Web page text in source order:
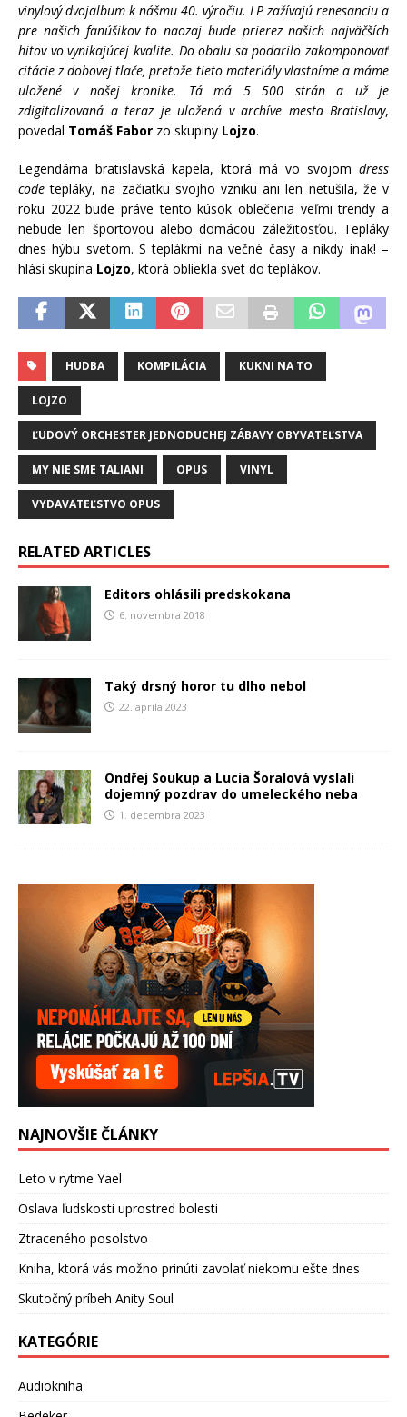
vinylový dvojalbum k nášmu 40. výročiu. LP zažívajú renesanciu a
pre našich fanúšikov to naozaj bude prierez našich najväčších
hitov vo vynikajúcej kvalite. Do obalu sa podarilo zakomponovať
citácie z dobovej tlače, pretože tieto materiály vlastníme a máme
uložené v našej kronike. Tá má 5 500 strán a už je
zdigitalizovaná a teraz je uložená v archíve mesta Bratislavy,
povedal Tomáš Fabor zo skupiny Lojzo.
Legendárna bratislavská kapela, ktorá má vo svojom dress
code tepláky, na začiatku svojho vzniku ani len netušila, že v
roku 2022 bude práve tento kúsok oblečenia veľmi trendy a
nebude len športovou alebo domácou záležitosťou. Tepláky
dnes hýbu svetom. S teplákmi na večné časy a nikdy inak! –
hlási skupina Lojzo, ktorá obliekla svet do teplákov.
HUDBA KOMPILÁCIA KUKNI NA TO
LOJZO
ĽUDOVÝ ORCHESTER JEDNODUCHEJ ZÁBAVY OBYVATEĽSTVA
MY NIE SME TALIANI OPUS VINYL
VYDAVATEĽSTVO OPUS
RELATED ARTICLES
Editors ohlásili predskokana
6. novembra 2018
Taký drsný horor tu dlho nebol
22. apríla 2023
Ondřej Soukup a Lucia Šoralová vyslali
dojemný pozdrav do umeleckého neba
1. decembra 2023
NAJNOVŠIE ČLÁNKY
Leto v rytme Yael
Oslava ľudskosti uprostred bolesti
Ztraceného posolstvo
Kniha, ktorá vás možno prinúti zavolať niekomu ešte dnes
Skutočný príbeh Anity Soul
KATEGÓRIE
Audiokniha